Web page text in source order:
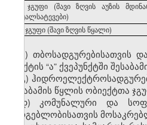
II ჯგუფი (შავი ზღვის აუზის
წყალსატევები)
III ჯგუფი (შავი ზღვის წყალი)
ბ) თბოსადგურებისათვის
პუნქტის “ა” ქვეპუნქტში
გ)
შესაბამის წყლის ობიექტთა
დ) კომუნალური და
სარგებლობისათვის